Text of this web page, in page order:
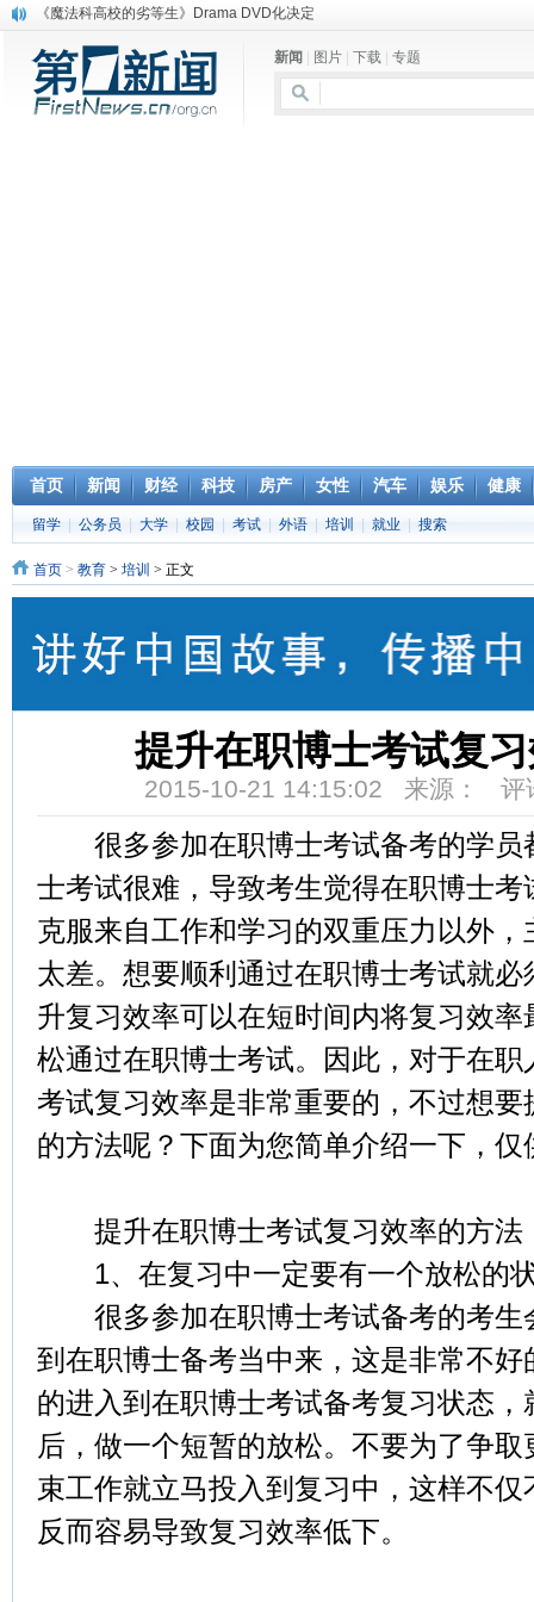
《魔法科高校的劣等生》Drama DVD化决定
消息称刘强东要求京东商城明年扭亏为盈
保健品也能吃出一身病? 康宝莱员工自揭多项家丑
煤价"跳水"电企利润"蹦高" 电煤联动亟待完善
新闻 图片 下载 专题
首页 新闻 财经 科技 房产 女性 汽车 娱乐 健康
留学 公务员 大学 校园 考试 外语 培训 就业 搜索
首页 > 教育 > 培训 > 正文
提升在职博士考试复
2015-10-21 14:15:02 来源： 评
很多参加在职博士考试备考的学员
士考试很难，导致考生觉得在职博士
克服来自工作和学习的双重压力以外
太差。想要顺利通过在职博士考试就
升复习效率可以在短时间内将复习效
松通过在职博士考试。因此，对于在
考试复习效率是非常重要的，不过想
的方法呢？下面为您简单介绍一下，仅
提升在职博士考试复习效率的方法
1、在复习中一定要有一个放松的
很多参加在职博士考试备考的考生
到在职博士备考当中来，这是非常不
的进入到在职博士考试备考复习状态
后，做一个短暂的放松。不要为了争
束工作就立马投入到复习中，这样不
反而容易导致复习效率低下。